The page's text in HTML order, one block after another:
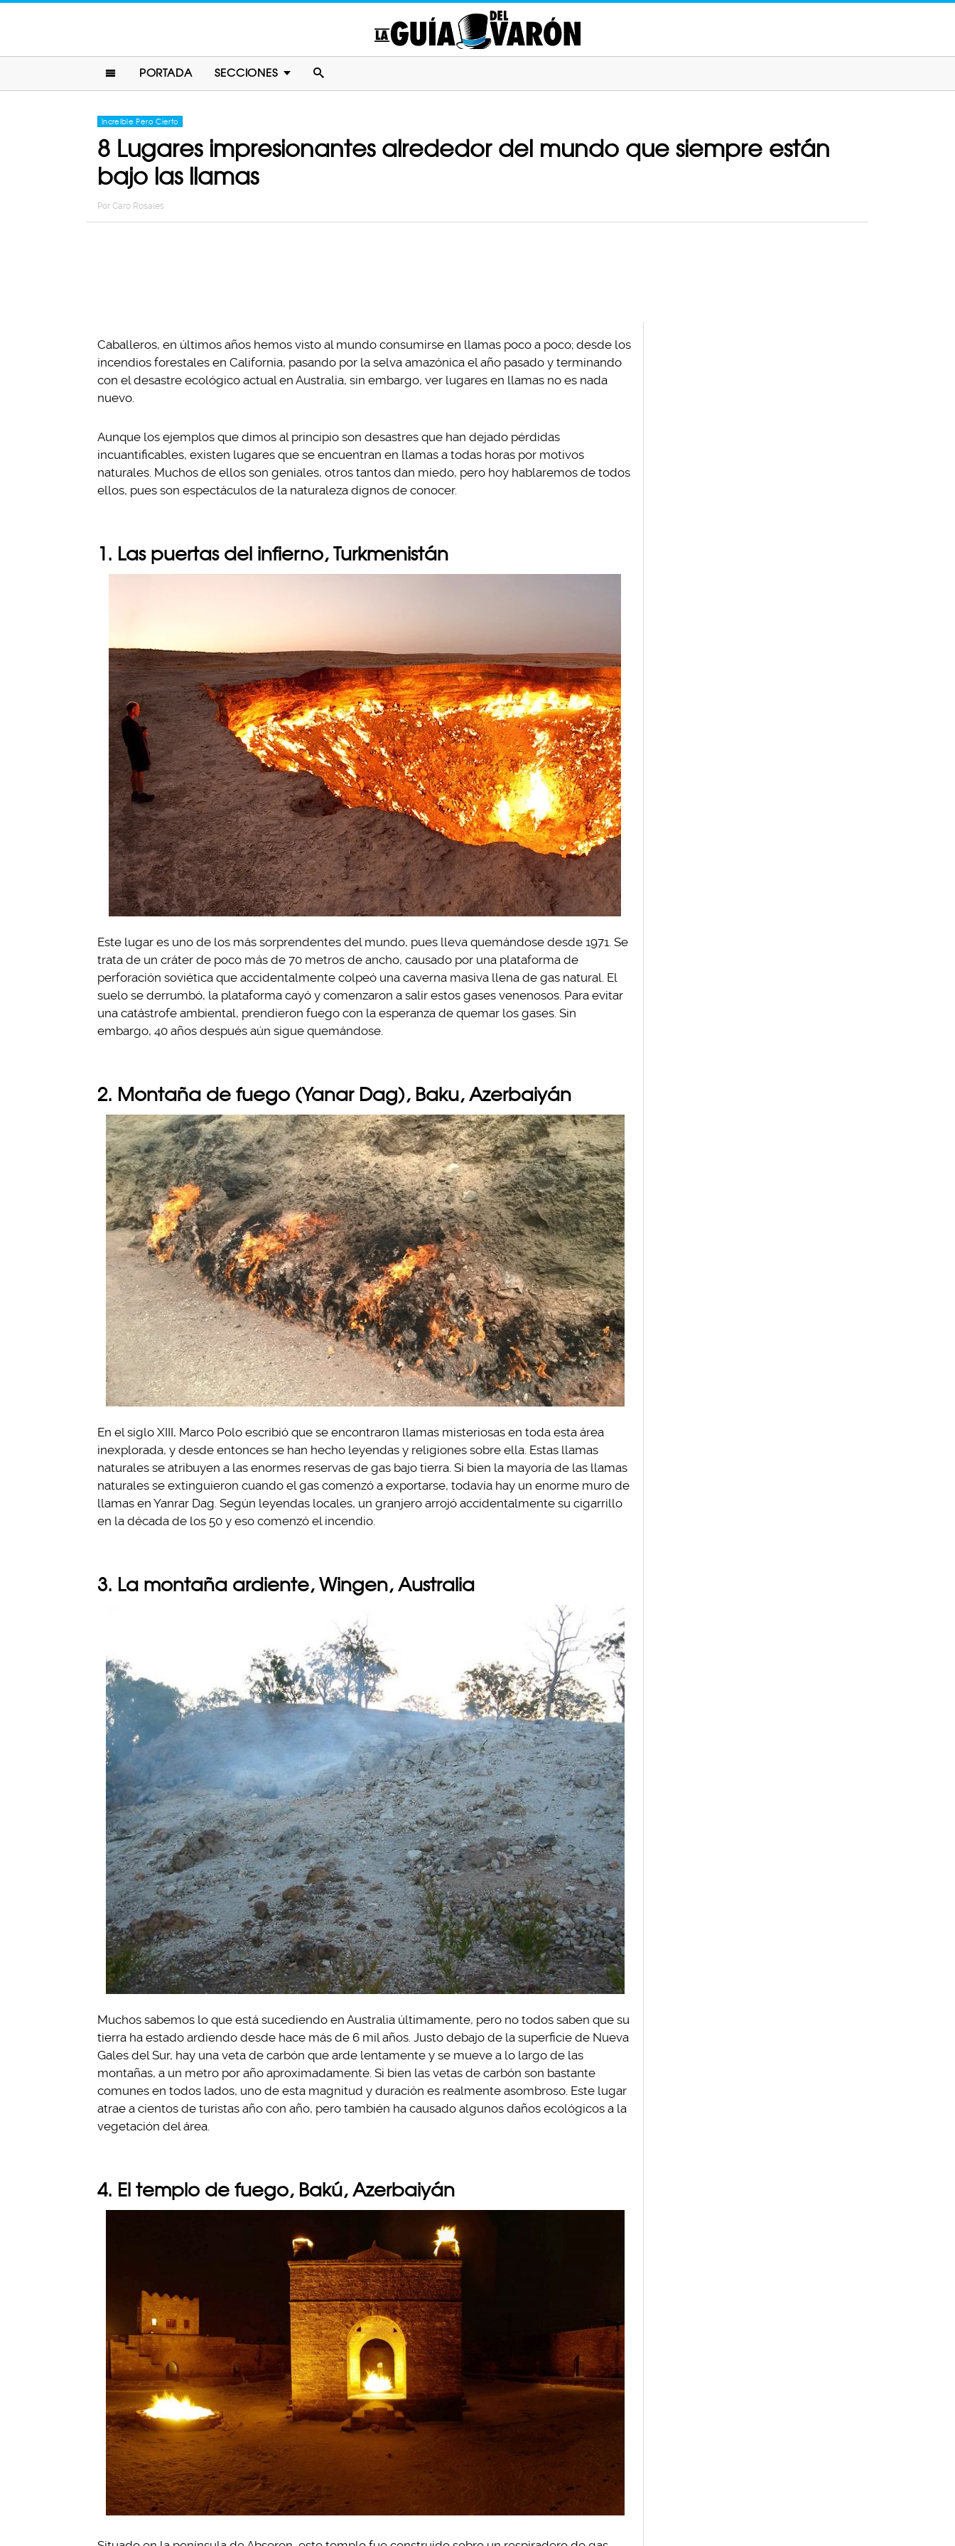
PORTADA SECCIONES
Increíble Pero Cierto
8 Lugares impresionantes alrededor del mundo que siempre están
bajo las llamas
Por Caro Rosales
Caballeros, en últimos años hemos visto al mundo consumirse en llamas poco a poco; desde los
incendios forestales en California, pasando por la selva amazónica el año pasado y terminando
con el desastre ecológico actual en Australia, sin embargo, ver lugares en llamas no es nada
nuevo.
Aunque los ejemplos que dimos al principio son desastres que han dejado pérdidas
incuantificables, existen lugares que se encuentran en llamas a todas horas por motivos
naturales. Muchos de ellos son geniales, otros tantos dan miedo, pero hoy hablaremos de todos
ellos, pues son espectáculos de la naturaleza dignos de conocer.
1. Las puertas del infierno, Turkmenistán
Este lugar es uno de los más sorprendentes del mundo, pues lleva quemándose desde 1971. Se
trata de un cráter de poco más de 70 metros de ancho, causado por una plataforma de
perforación soviética que accidentalmente colpeó una caverna masiva llena de gas natural. El
suelo se derrumbó, la plataforma cayó y comenzaron a salir estos gases venenosos. Para evitar
una catástrofe ambiental, prendieron fuego con la esperanza de quemar los gases. Sin
embargo, 40 años después aún sigue quemándose.
2. Montaña de fuego (Yanar Dag), Baku, Azerbaiyán
En el siglo XIII, Marco Polo escribió que se encontraron llamas misteriosas en toda esta área
inexplorada, y desde entonces se han hecho leyendas y religiones sobre ella. Estas llamas
naturales se atribuyen a las enormes reservas de gas bajo tierra. Si bien la mayoría de las llamas
naturales se extinguieron cuando el gas comenzó a exportarse, todavía hay un enorme muro de
llamas en Yanrar Dag. Según leyendas locales, un granjero arrojó accidentalmente su cigarrillo
en la década de los 50 y eso comenzó el incendio.
3. La montaña ardiente, Wingen, Australia
Muchos sabemos lo que está sucediendo en Australia últimamente, pero no todos saben que su
tierra ha estado ardiendo desde hace más de 6 mil años. Justo debajo de la superficie de Nueva
Gales del Sur, hay una veta de carbón que arde lentamente y se mueve a lo largo de las
montañas, a un metro por año aproximadamente. Si bien las vetas de carbón son bastante
comunes en todos lados, uno de esta magnitud y duración es realmente asombroso. Este lugar
atrae a cientos de turistas año con año, pero también ha causado algunos daños ecológicos a la
vegetación del área.
4. El templo de fuego, Bakú, Azerbaiyán